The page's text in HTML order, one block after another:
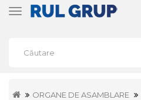
Toggle
ORGANE DE ASAMBLARE